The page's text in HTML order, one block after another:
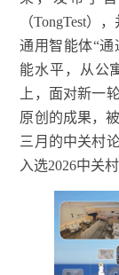
（TongTest）
通用智能体“通
能水平，从公
上，面对新一
原创的成果，
三 月的中关村
入选2026中关